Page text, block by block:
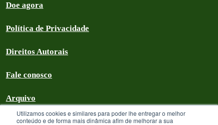
Utilizamos cookies e similares para poder lhe entregar o melhor
conteúdo e de forma mais dinâmica afim de melhorar a sua
Doe agora
Política de Privacidade
Direitos Autorais
Fale conosco
Arquivo